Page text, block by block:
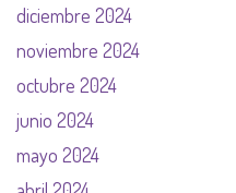
diciembre 2024
noviembre 2024
octubre 2024
junio 2024
mayo 2024